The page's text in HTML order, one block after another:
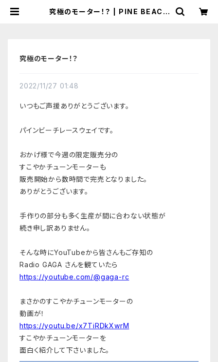
究極のモーター！？ | PINE BEACH
究極のモーター！？
2022/11/27 01:48
いつもご声援ありがとうございます。
パインビーチレースウェイです。
おかげ様で今週の限定販売分の
すこやかチューンモーターも
販売開始から数時間で完売となりました。
ありがとうございます。
手作りの部分も多く生産が間に合わない状態が
続き申し訳ありません。
そんな時にYouTubeから皆さんもご存知の
Radio GAGA さんを観ていたら
https://youtube.com/@gaga-rc
まさかのすこやかチューンモーターの
動画が！
https://youtu.be/x7TiRDkXwrM
すこやかチューンモーターを
面白く紹介して下さいました。